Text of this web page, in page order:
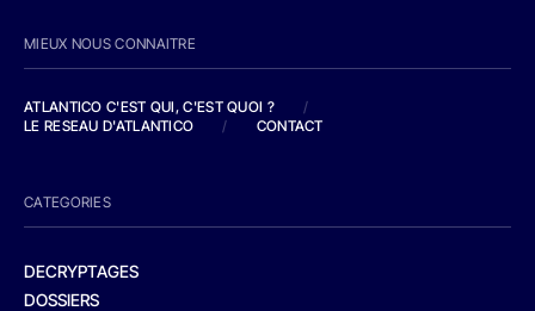
MIEUX NOUS CONNAITRE
ATLANTICO C'EST QUI, C'EST QUOI ?
/
LE RESEAU D'ATLANTICO
/ CONTACT
CATEGORIES
DECRYPTAGES
DOSSIERS